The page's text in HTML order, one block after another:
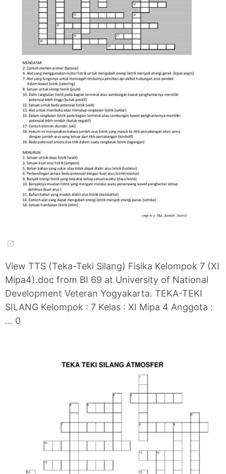
View TTS (Teka-Teki Silang) Fisika Kelompok 7 (XI
Mipa4).doc from BI 69 at University of National
Development Veteran Yogyakarta. TEKA-TEKI
SILANG Kelompok : 7 Kelas : XI Mipa 4 Anggota :
… 0